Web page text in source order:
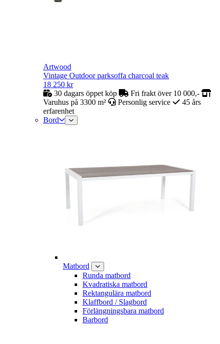
Artwood
Vintage Outdoor parksoffa charcoal teak
18 250 kr
30 dagars öppet köp
Fri frakt över 10 000,-
Varuhus på 3300 m²
Personlig service
45 års
erfarenhet
Bord
Matbord
Runda matbord
Kvadratiska matbord
Rektangulära matbord
Klaffbord / Slagbord
Förlängningsbara matbord
Barbord